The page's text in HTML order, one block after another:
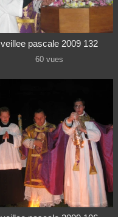
veillee pascale 2009 132
60 vues